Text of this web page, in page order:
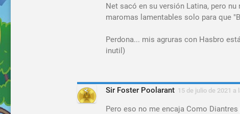
Net sacó en su versión Latina, pero
maromas lamentables solo para que
Perdona... mis agruras con Hasbro
inutil)
Sir Foster Poolarant 15 de julio de 2021 a
Pero eso no me encaja Como